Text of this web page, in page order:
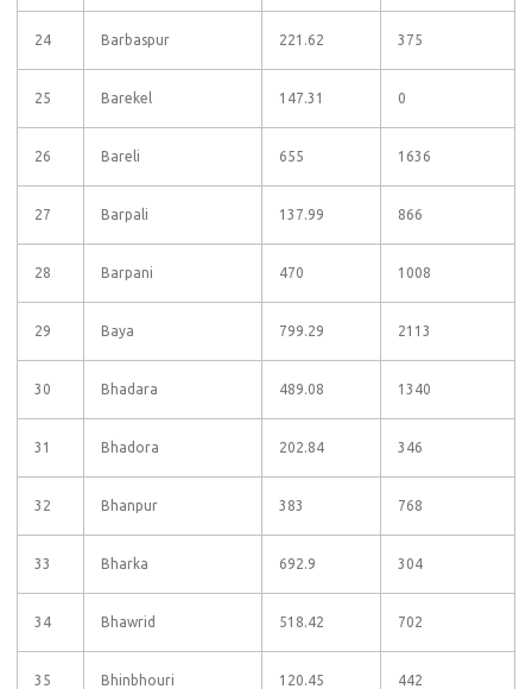
24 Barbaspur 221.62 375
25 Barekel 147.31 0
26 Bareli 655 1636
27 Barpali 137.99 866
28 Barpani 470 1008
29 Baya 799.29 2113
30 Bhadara 489.08 1340
31 Bhadora 202.84 346
32 Bhanpur 383 768
33 Bharka 692.9 304
34 Bhawrid 518.42 702
35 Bhinbhouri 120.45 442